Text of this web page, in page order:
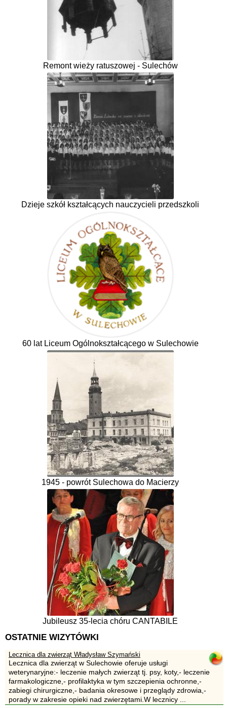
Remont wieży ratuszowej - Sulechów
Dzieje szkół kształcących nauczycieli przedszkoli
60 lat Liceum Ogólnokształcącego w Sulechowie
1945 - powrót Sulechowa do Macierzy
Jubileusz 35-lecia chóru CANTABILE
OSTATNIE WIZYTÓWKI
Lecznica dla zwierząt Władysław Szymański
Lecznica dla zwierząt w Sulechowie oferuje usługi
weterynaryjne:- leczenie małych zwierząt tj. psy, koty,- leczenie
farmakologiczne,- profilaktyka w tym szczepienia ochronne,-
zabiegi chirurgiczne,- badania okresowe i przeglądy zdrowia,-
porady w zakresie opieki nad zwierzętami.W lecznicy ...